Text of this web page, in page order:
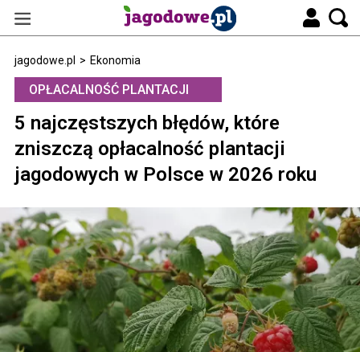
jagodowe.pl > Ekonomia
OPŁACALNOŚĆ PLANTACJI
5 najczęstszych błędów, które
zniszczą opłacalność plantacji
jagodowych w Polsce w 2026 roku